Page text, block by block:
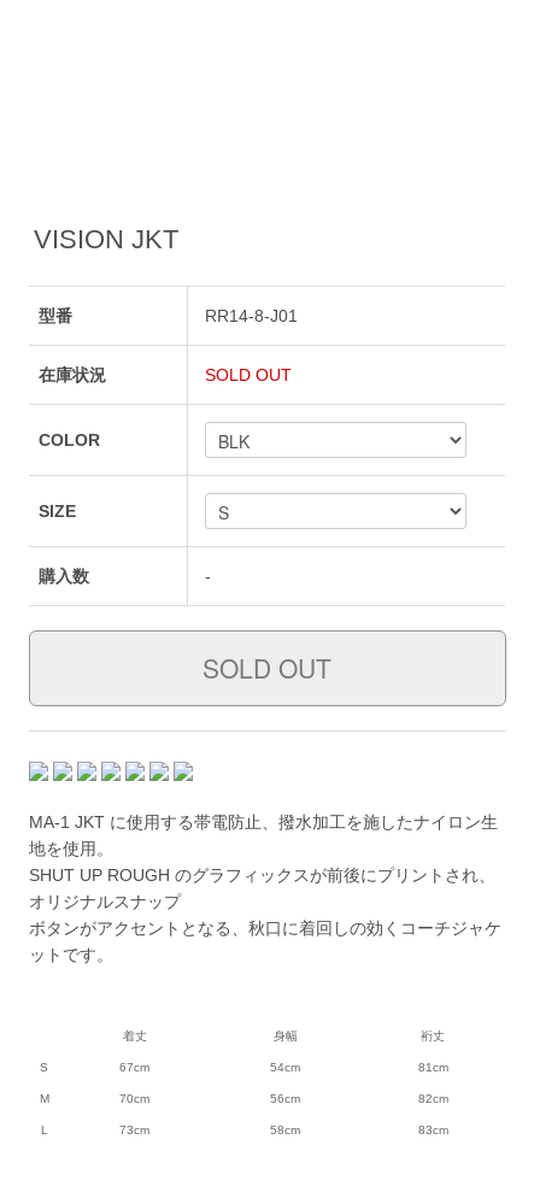
VISION JKT
型番 RR14-8-J01
在庫状況 SOLD OUT
COLOR
SIZE
購入数 -
MA-1 JKT に使用する帯電防止、撥水加工を施したナイロン生
地を使用。
SHUT UP ROUGH のグラフィックスが前後にプリントされ、
オリジナルスナップ
ボタンがアクセントとなる、秋口に着回しの効くコーチジャケ
ットです。
着丈 身幅 裄丈
S 67cm 54cm 81cm
M 70cm 56cm 82cm
L 73cm 58cm 83cm